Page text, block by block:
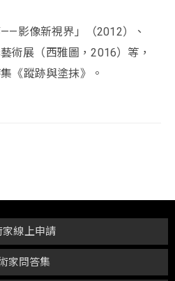
影像新視界」（2012）、
術展（西雅圖，2016）等，
《蹤跡與塗抹》。
家問答集
家線上申請